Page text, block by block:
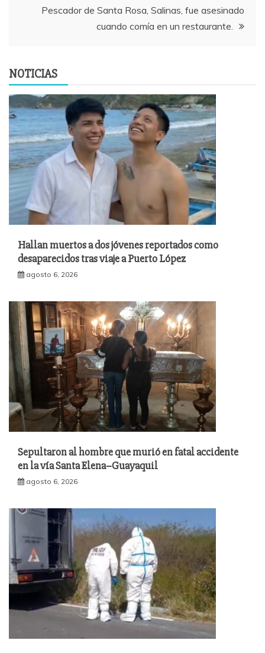
entradas
Pescador de Santa Rosa, Salinas, fue asesinado
cuando comía en un restaurante.
NOTICIAS
Hallan muertos a dos jóvenes reportados como
desaparecidos tras viaje a Puerto López
agosto 6, 2026
Sepultaron al hombre que murió en fatal accidente
en la vía Santa Elena–Guayaquil
agosto 6, 2026